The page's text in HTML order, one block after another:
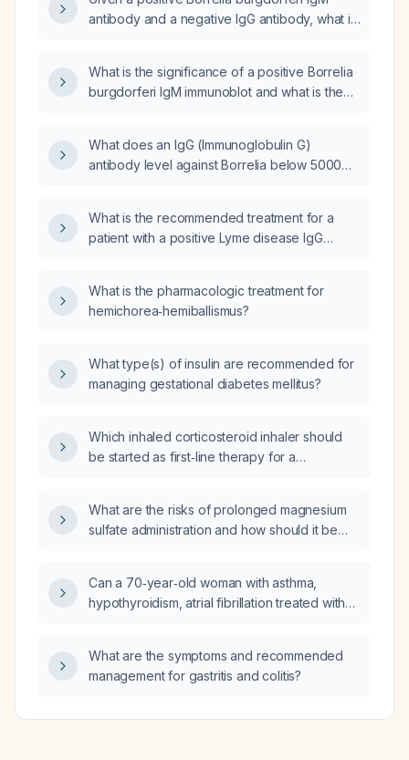
disease?
antibody and a negative IgG antibody, what is
What is the significance of a positive Borrelia
burgdorferi IgM immunoblot and what is the
What does an IgG (Immunoglobulin G)
antibody level against Borrelia below 5000
What is the recommended treatment for a
patient with a positive Lyme disease IgG
What is the pharmacologic treatment for
hemichorea‑hemiballismus?
What type(s) of insulin are recommended for
managing gestational diabetes mellitus?
Which inhaled corticosteroid inhaler should
be started as first‑line therapy for a
What are the risks of prolonged magnesium
sulfate administration and how should it be
Can a 70‑year‑old woman with asthma,
hypothyroidism, atrial fibrillation treated with
for travel to the Philippines?
What are the symptoms and recommended
management for gastritis and colitis?